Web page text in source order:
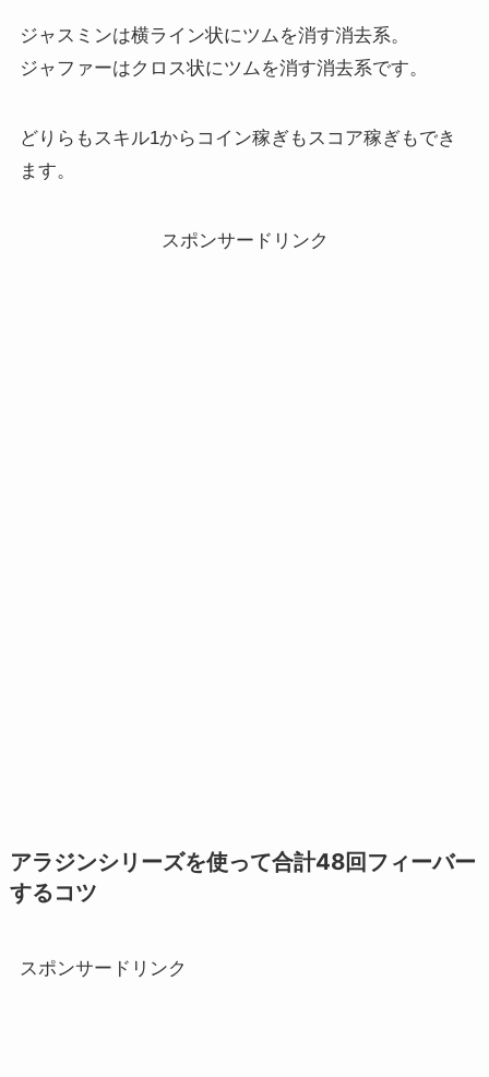
ジャスミンは横ライン状にツムを消す消去系。
ジャファーはクロス状にツムを消す消去系です。
どりらもスキル1からコイン稼ぎもスコア稼ぎもでき
ます。
スポンサードリンク
アラジンシリーズを使って合計48回フィーバー
するコツ
スポンサードリンク